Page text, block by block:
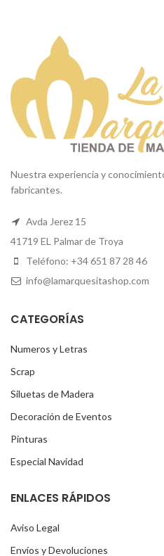
Nuestra experiencia y
fabricantes.
Avda Jerez 15
41719 EL Palmar de Troya
Teléfono: +34 651 87 28 46
info@lamarquesitashop.com
CATEGORÍAS
Numeros y Letras
Scrap
Siluetas de Madera
Decoración de Eventos
Pinturas
Especial Navidad
ENLACES RÁPIDOS
Aviso Legal
Envíos y Devoluciones